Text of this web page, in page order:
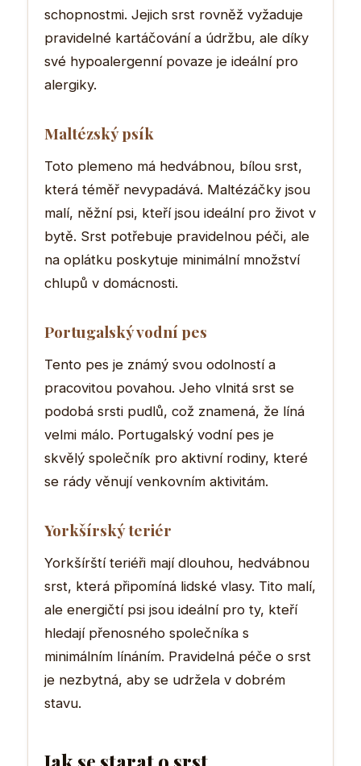
schopnostmi. Jejich srst rovněž vyžaduje
pravidelné kartáčování a údržbu, ale díky
své hypoalergenní povaze je ideální pro
alergiky.
Maltézský psík
Toto plemeno má hedvábnou, bílou srst,
která téměř nevypadává. Maltézáčky jsou
malí, něžní psi, kteří jsou ideální pro život v
bytě. Srst potřebuje pravidelnou péči, ale
na oplátku poskytuje minimální množství
chlupů v domácnosti.
Portugalský vodní pes
Tento pes je známý svou odolností a
pracovitou povahou. Jeho vlnitá srst se
podobá srsti pudlů, což znamená, že líná
velmi málo. Portugalský vodní pes je
skvělý společník pro aktivní rodiny, které
se rády věnují venkovním aktivitám.
Yorkšírský teriér
Yorkšírští teriéři mají dlouhou, hedvábnou
srst, která připomíná lidské vlasy. Tito malí,
ale energičtí psi jsou ideální pro ty, kteří
hledají přenosného společníka s
minimálním línáním. Pravidelná péče o srst
je nezbytná, aby se udržela v dobrém
stavu.
Jak se starat o srst